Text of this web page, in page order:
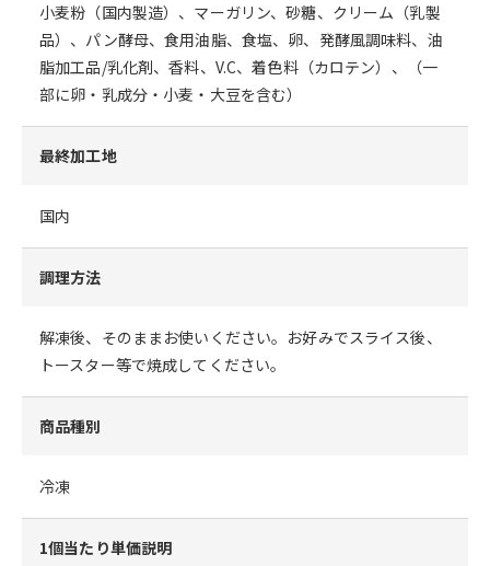
小麦粉（国内製造）、マーガリン、砂糖、クリーム（乳製
品）、パン酵母、食用油脂、食塩、卵、発酵風調味料、油
脂加工品/乳化剤、香料、V.C、着色料（カロテン）、（一
部に卵・乳成分・小麦・大豆を含む）
最終加工地
国内
調理方法
解凍後、そのままお使いください。お好みでスライス後、
トースター等で焼成してください。
商品種別
冷凍
1個当たり単価説明